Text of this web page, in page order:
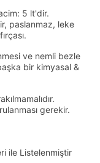
5 lt'dir.
paslanmaz, leke
ve nemli bezle
bir kimyasal &
gerekir.
ile Listelenmiştir